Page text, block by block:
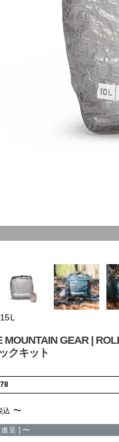
15L
MOUNTAIN GEAR |
クキット
込 〜
呈 ] 〜